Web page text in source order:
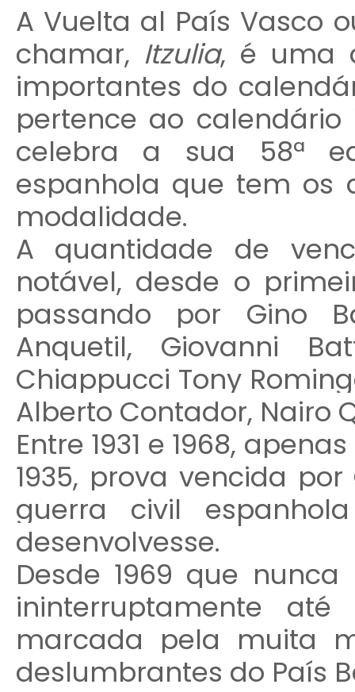
A Vuelta al País Vasco
chamar, Itzulia, é uma
importantes do
pertence ao calendário
celebra a sua 58ª
espanhola que tem os
modalidade.
A quantidade de
notável, desde o
passando por Gino
Anquetil, Giovanni
Chiappucci Tony
Alberto Contador, Nairo
Entre 1931 e 1968,
1935, prova vencida
guerra civil
desenvolvesse.
Desde 1969 que
ininterruptamente
marcada pela muita
deslumbrantes do País